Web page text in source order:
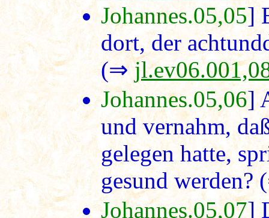
Johannes.05,05]
dort, der
(⇒
Johannes.05,06]
und vernahm,
gelegen hatte,
gesund
Johannes.05,07]